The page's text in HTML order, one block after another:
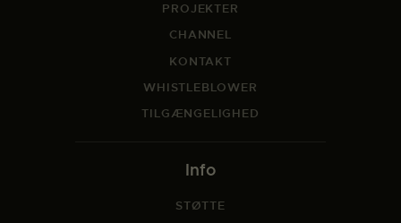
PROJEKTER
CHANNEL
KONTAKT
WHISTLEBLOWER
TILGÆNGELIGHED
Info
STØTTE